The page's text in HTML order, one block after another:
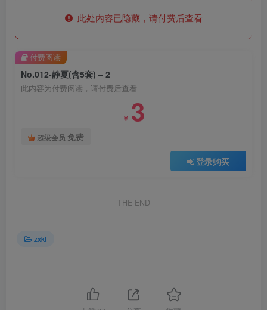
此处内容已隐藏，请付费后查看
No.012-静夏(含5套) – 2
此内容为付费阅读，请付费后查看
￥ 3
超级会员 免费
登录购买
付费阅读
THE END
zxkt